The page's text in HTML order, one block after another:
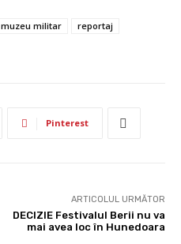
muzeu militar
reportaj
Pinterest
ARTICOLUL URMĂTOR
DECIZIE Festivalul Berii nu va
mai avea loc în Hunedoara